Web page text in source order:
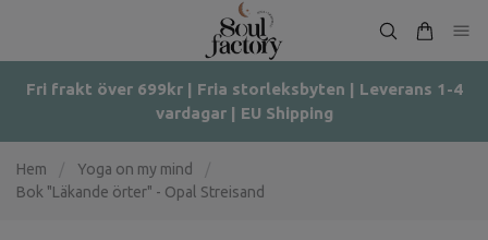
Fri frakt över 699kr | Fria storleksbyten | Leverans 1-4
vardagar | EU Shipping
Hem Yoga on my mind
Bok "Läkande örter" - Opal Streisand